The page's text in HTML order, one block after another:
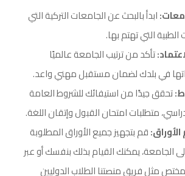
ابدأ بالبحث عن الجامعات التركية التي
التي تهتم بها.
تأكد من ترتيب الجامعة عالميًا
في بلدك لضمان مستقبل مهني واعد.
تحقق جيدًا من استيفائك للشروط العامة
متطلبات امتحان القبول وإتقان اللغة.
قم بتجهيز جميع الأوراق المطلوبة
الجامعة، يمكنك القيام بذلك بنفسك أو عبر
مثل فريق منصتنا الطلاب الدوليين